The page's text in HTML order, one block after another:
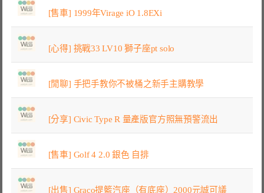
[售車] 1999年Virage iO 1.8EXi
[心得] 挑戰33 LV10 獅子座pt solo
[閒聊] 手把手教你不被桶之新手主購教學
[分享] Civic Type R 量產版官方照無預警流出
[售車] Golf 4 2.0 銀色 自排
[出售] Graco提籃汽座（有底座）2000元誠可議